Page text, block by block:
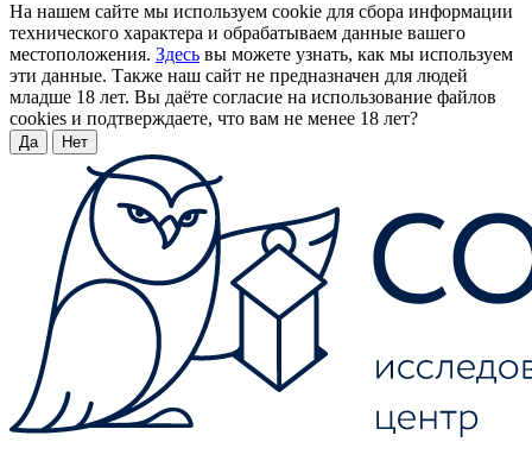
На нашем сайте мы используем cookie для сбора информации
технического характера и обрабатываем данные вашего
местоположения. Здесь вы можете узнать, как мы используем
эти данные. Также наш сайт не предназначен для людей
младше 18 лет. Вы даёте согласие на использование файлов
cookies и подтверждаете, что вам не менее 18 лет?
Да Нет